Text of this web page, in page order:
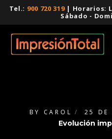
Tel.: 900 720 319| Horarios:
Sábado -
BY CAROL 25 DE
Evolución